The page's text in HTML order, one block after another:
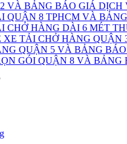
VÀ BẢNG BÁO GIÁ DỊCH
QUẬN 8 TPHCM VÀ
CHỞ HÀNG DÀI 6 MÉT
TẢI CHỞ HÀNG QUẬN
QUẬN 5 VÀ BẢNG BÁO
GÓI QUẬN 8 VÀ BẢNG